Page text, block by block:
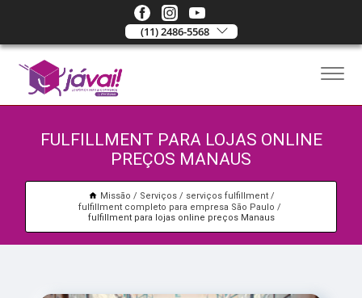
(11) 2486-5568
FULFILLMENT PARA LOJAS ONLINE
PREÇOS MANAUS
Missão Serviços
serviços fulfillment
fulfillment completo para empresa São Paulo
fulfillment para lojas online preços Manaus